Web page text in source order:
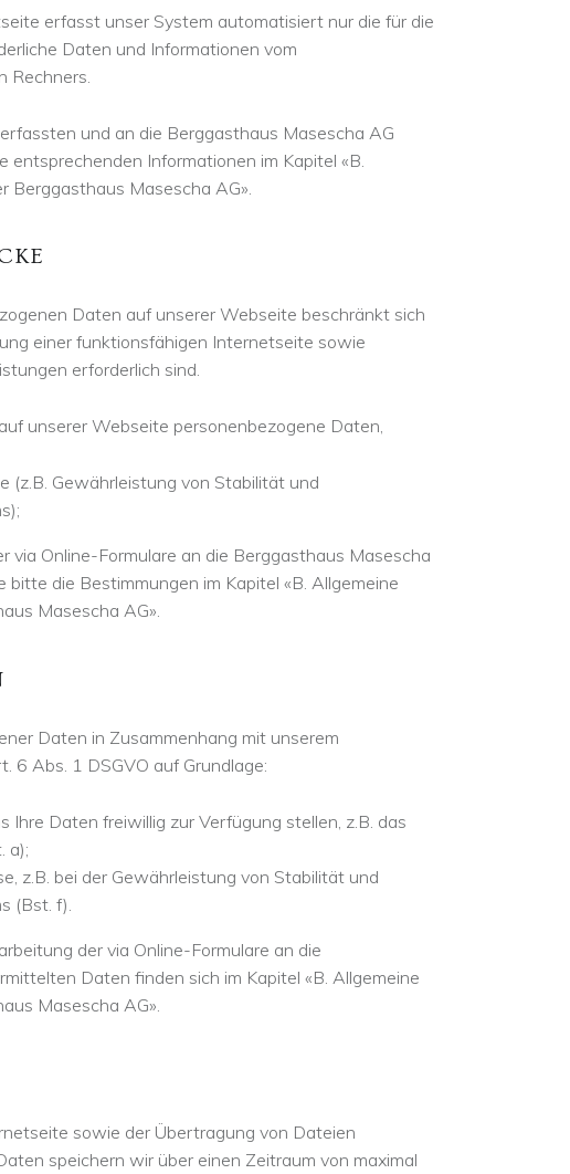
erfasst unser System automatisiert nur die für die
Daten und Informationen vom
Rechners.
und an die Berggasthaus Masescha AG
Informationen im Kapitel «B.
Berggasthaus Masescha AG».
Daten auf unserer Webseite beschränkt sich
einer funktionsfähigen Internetseite sowie
erforderlich sind.
unserer Webseite personenbezogene Daten,
(z.B. Gewährleistung von Stabilität und
via Online-Formulare an die Berggasthaus Masescha
die Bestimmungen im Kapitel «B. Allgemeine
Masescha AG».
Daten in Zusammenhang mit unserem
Abs. 1 DSGVO auf Grundlage:
Ihre Daten freiwillig zur Verfügung stellen, z.B. das
a);
z.B. bei der Gewährleistung von Stabilität und
(Bst. f).
der via Online-Formulare an die
Daten finden sich im Kapitel «B. Allgemeine
Masescha AG».
sowie der Übertragung von Dateien
speichern wir über einen Zeitraum von maximal